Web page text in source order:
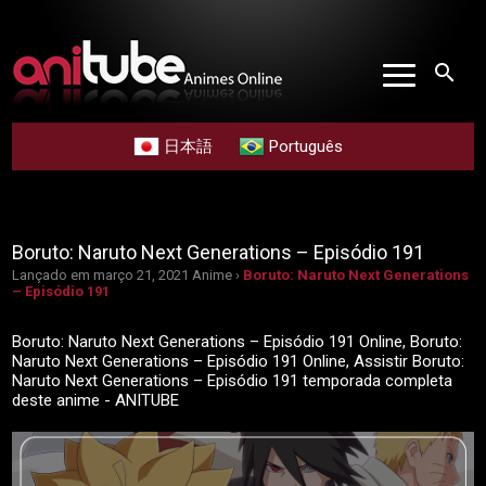
search
日本語 Português
Boruto: Naruto Next Generations – Episódio 191
Lançado em março 21, 2021 Anime › Boruto: Naruto Next Generations
– Episódio 191
Boruto: Naruto Next Generations – Episódio 191 Online, Boruto:
Naruto Next Generations – Episódio 191 Online, Assistir Boruto:
Naruto Next Generations – Episódio 191 temporada completa
deste anime - ANITUBE